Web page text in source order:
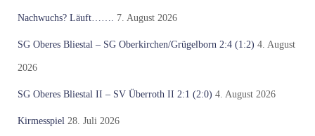
Nachwuchs? Läuft……. 7. August 2026
SG Oberes Bliestal – SG Oberkirchen/Grügelborn 2:4 (1:2) 4. August
2026
SG Oberes Bliestal II – SV Überroth II 2:1 (2:0) 4. August 2026
Kirmesspiel 28. Juli 2026